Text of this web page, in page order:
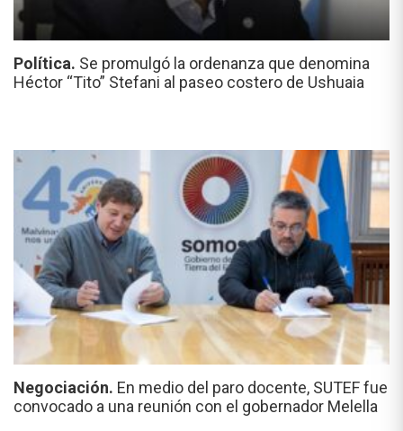
Política. Se promulgó la ordenanza que denomina
Héctor “Tito” Stefani al paseo costero de Ushuaia
Negociación. En medio del paro docente, SUTEF fue
convocado a una reunión con el gobernador Melella